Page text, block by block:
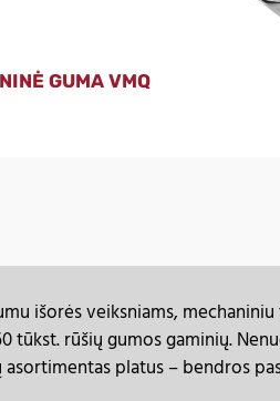
GUMA VMQ
išorės veiksniams,
rūšių gumos gaminių.
platus – bendros